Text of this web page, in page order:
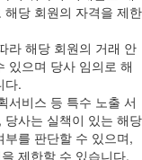
당 회원의 자격을 제한
라 해당 회원의 거래 안
있으며 당사 임의로 해
다.
서비스 등 특수 노출 서
사는 실책이 있는 해당
를 판단할 수 있으며,
제한할 수 있습니다.